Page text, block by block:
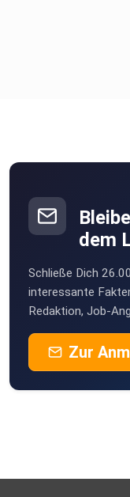
dem
Schließe Dich
interessante
Redaktion, Job-
Zur